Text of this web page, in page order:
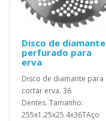
Disco de diamante
perfurado para
erva
Disco de diamante para
cortar erva. 36
Dentes. Tamanho:
255x1.25x25.4x36TAço